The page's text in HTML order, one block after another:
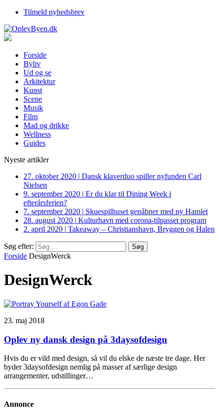
Tilmeld nyhedsbrev
Forside
Byliv
Ud og se
Arkitektur
Kunst
Scene
Musik
Film
Mad og drikke
Wellness
Guides
Nyeste artikler
27. oktober 2020 | Dansk klaverduo spiller nyfunden Carl
Nielsen
9. september 2020 | Er du klar til Dining Week i
efterårsferien?
7. september 2020 | Skuespilhuset genåbner med ny Hamlet
28. august 2020 | Kulturhavn med corona-tilpasset program
2. april 2020 | Takeaway – Christianshavn, Bryggen og Halen
Søg efter:
Forside DesignWerck
DesignWerck
23. maj 2018
Oplev ny dansk design på 3daysofdesign
Hvis du er vild med design, så vil du elske de næste tre dage. Her
byder 3daysofdesign nemlig på masser af særlige design
arrangementer, udstillinger…
Annonce